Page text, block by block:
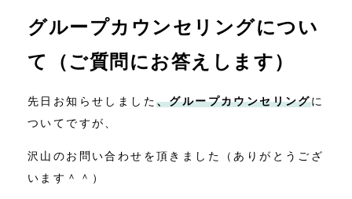
グループカウンセリングについ
て（ご質問にお答えします）
先日お知らせしました、グループカウンセリングに
ついてですが、
沢山のお問い合わせを頂きました（ありがとうござ
います＾＾）